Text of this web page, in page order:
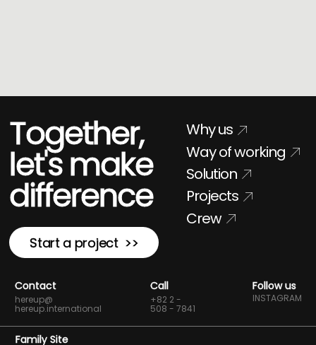
Together,
let's make
difference
Start a project >>
Why us
Way of working
Solution
Projects
Crew
Contact
hereup@
hereup.international
Call
+82 2 -
508 - 7841
Follow us
INSTAGRAM
Family Site